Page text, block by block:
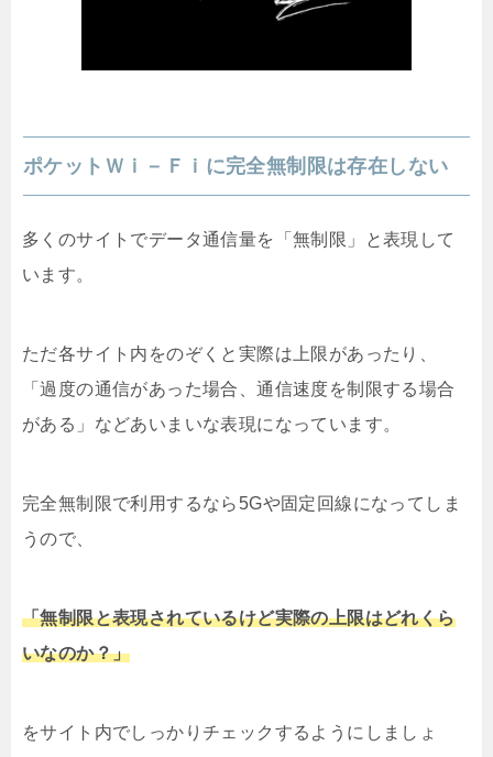
ポケットＷｉ－Ｆｉに完全無制限は存在しない
多くのサイトでデータ通信量を「無制限」と表現して
います。
ただ各サイト内をのぞくと実際は上限があったり、
「過度の通信があった場合、通信速度を制限する場合
がある」などあいまいな表現になっています。
完全無制限で利用するなら5Gや固定回線になってしま
うので、
「無制限と表現されているけど実際の上限はどれくら
いなのか？」
をサイト内でしっかりチェックするようにしましょ